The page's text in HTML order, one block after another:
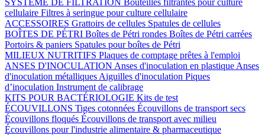
SYSTÈME DE FILTRATION Bouteilles filtrantes pour culture
cellulaire Filtres à seringue pour culture cellulaire
ACCESSOIRES Grattoirs de cellules Spatules de cellules
BOÎTES DE PÉTRI Boîtes de Pétri rondes Boîtes de Pétri carrées
Portoirs & paniers Spatules pour boîtes de Pétri
MILIEUX NUTRITIFS Plaques de comptage prêtes à l'emploi
ANSES D'INOCULATION Anses d'inoculation en plastique Anses
d'inoculation métalliques Aiguilles d'inoculation Piques
d’inoculation Instrument de calibrage
KITS POUR BACTÉRIOLOGIE Kits de test
ÉCOUVILLONS Tiges cotonnées Écouvillons de transport secs
Écouvillons floqués Écouvillons de transport avec milieu
Écouvillons pour l'industrie alimentaire & pharmaceutique